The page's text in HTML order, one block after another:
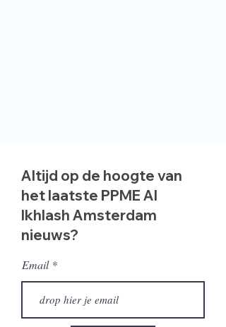
Altijd op de hoogte van
het laatste PPME Al
Ikhlash Amsterdam
nieuws?
Email